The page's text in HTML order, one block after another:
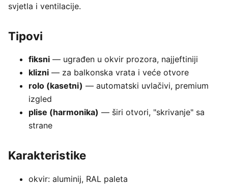
svjetla i ventilacije.
Tipovi
fiksni — ugrađen u okvir prozora, najjeftiniji
klizni — za balkonska vrata i veće otvore
rolo (kasetni) — automatski uvlačivi, premium
izgled
plise (harmonika) — širi otvori, "skrivanje" sa
strane
Karakteristike
okvir: aluminij, RAL paleta